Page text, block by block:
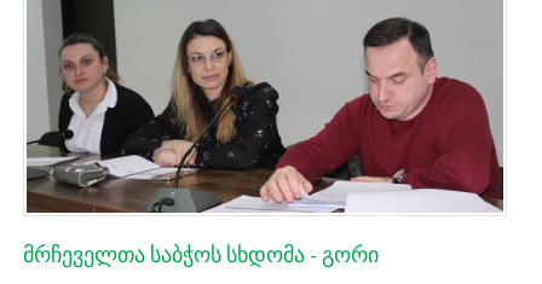
მრჩეველთა საბჭოს სხდომა - გორი